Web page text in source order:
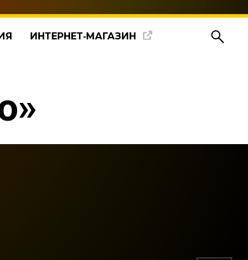
ИНТЕРНЕТ‑МАГАЗИН